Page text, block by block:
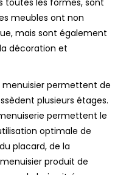
toutes les formes, sont
meubles ont non
mais sont également
décoration et
menuisier permettent de
plusieurs étages.
permettent le
optimale de
placard, de la
produit de